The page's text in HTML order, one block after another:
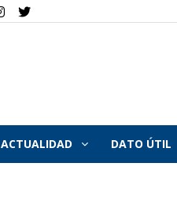
ACTUALIDAD DATO ÚTIL